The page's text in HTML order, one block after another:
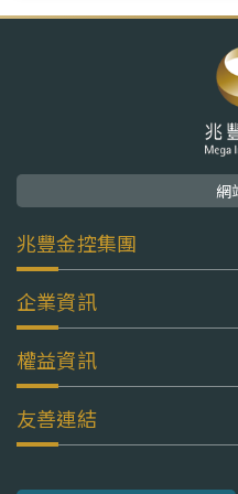
網
兆豐金控集團
企業資訊
權益資訊
友善連結